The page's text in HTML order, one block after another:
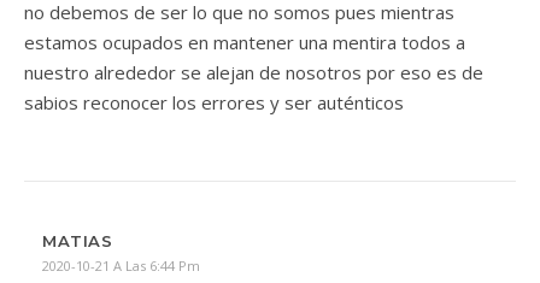
no debemos de ser lo que no somos pues mientras
estamos ocupados en mantener una mentira todos a
nuestro alrededor se alejan de nosotros por eso es de
sabios reconocer los errores y ser auténticos
MATIAS
2020-10-21 A Las 6:44 Pm